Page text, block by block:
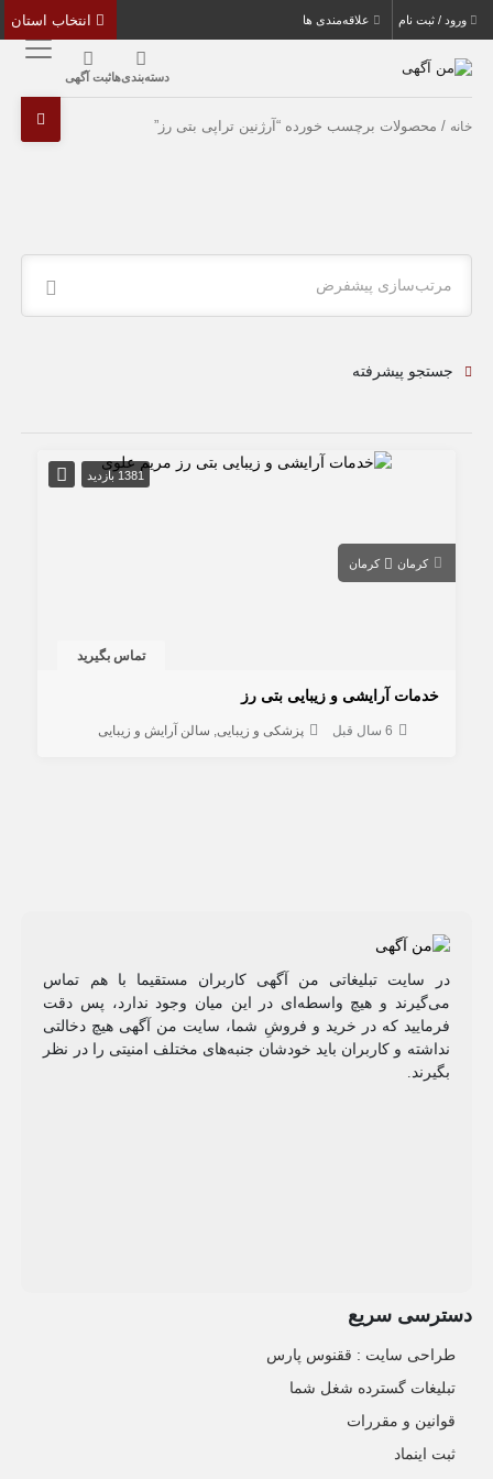
ورود / ثبت نام علاقه‌مندی ها
دسته‌بندی‌هاثبت آگهی
خانه / محصولات برچسب خورده “آرژنین تراپی بتی رز”
مرتب‌سازی پیشفرض
جستجو پیشرفته
1381 بازدید
کرمان کرمان
تماس بگیرید
خدمات آرایشی و زیبایی بتی رز
6 سال قبل پزشکی و زیبایی سالن آرایش و زیبایی
در سایت تبلیغاتی من آگهی کاربران مستقیما با هم تماس
می‌گیرند و هیچ واسطه‌ای در این میان وجود ندارد، پس دقت
فرمایید که در خرید و فروشِ شما، سایت من آگهی هیچ دخالتی
نداشته و کاربران باید خودشان جنبه‌های مختلف امنیتی را در نظر
بگیرند.
دسترسی سریع
طراحی سایت :‌ ققنوس پارس
تبلیغات گسترده شغل شما
قوانین و مقررات
ثبت اینماد